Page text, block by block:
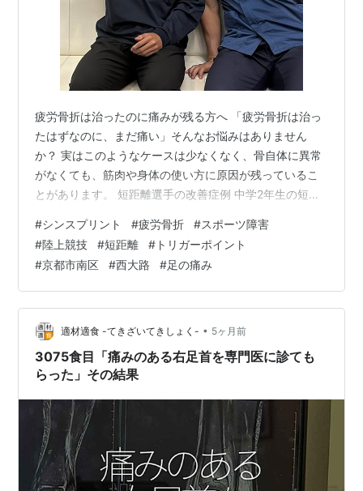
疲労骨折は治ったのに痛みが残る方へ 「疲労骨折は治っ
たはずなのに、まだ痛い」そんなお悩みはありません
か？ 実はこのようなケースは少なくなく、骨自体に異常
がなくても、筋肉や身体の使い方に原因が残っているこ
とがあります。 短距離選手の改善症例 中学2年生の短距
と診断され、骨は治癒している状態でしたが、走ると痛
みが残る状態でした。 当院では、トリガーポイント鍼治
療を中心に施術を行い、3回の施術で痛みは約3割まで改
善。 現在は記録会も痛みなく走れる状態まで回復してい
ます。 なぜ痛みが残るのか？ 疲労骨折後の痛みは、以下
のような原因が考えられます。 筋…
#シンスプリント #疲労骨折 #スポーツ障害
#陸上競技 #短距離 # トリガーポイント
#京都市南区 #西大路 #足の痛み
適材適食 -てきざいてきしょく- • 5ヶ月前
3075食目「痛みのある右足首を専門医に診ても
らった」その結果